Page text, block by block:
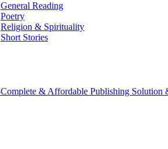
General Reading
Poetry
Religion & Spirituality
Short Stories